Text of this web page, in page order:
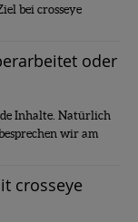
bei crosseye
oder
Inhalte. Natürlich
wir am
crosseye